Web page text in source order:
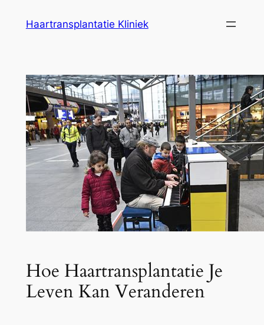
Haartransplantatie Kliniek
Hoe Haartransplantatie Je
Leven Kan Veranderen